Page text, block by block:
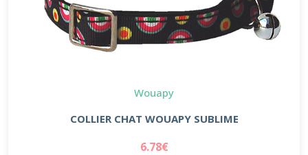
Wouapy
COLLIER CHAT WOUAPY SUBLIME
6.78€